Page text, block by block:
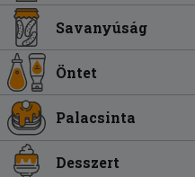
Savanyúság
Öntet
Palacsinta
Desszert